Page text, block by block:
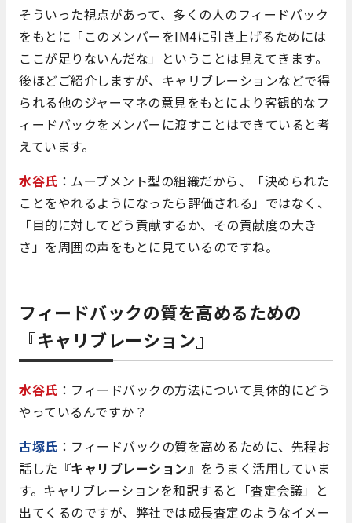
そういった視点があって、多くの人のフィードバック
をもとに「このメンバーをIM4に引き上げるためには
ここが足りないんだな」ということは見えてきます。
後ほどご紹介しますが、キャリブレーションなどで得
られる他のジャーマネの意見をもとにより客観的なフ
ィードバックをメンバーに渡すことはできていると考
えています。
水谷氏 ：ムーブメント型の組織だから、「決められた
ことをやれるようになったら評価される」ではなく、
「目的に対してどう貢献するか、その貢献度の大き
さ」を周囲の声をもとに見ているのですね。
フィードバックの質を高めるための
『キャリブレーション』
水谷氏 ：フィードバックの方法について具体的にどう
やっているんですか？
古塚氏 ：フィードバックの質を高めるために、先程お
話した『キャリブレーション』をうまく活用していま
す。キャリブレーションを和訳すると「査定会議」と
出てくるのですが、弊社では成長査定のようなイメー